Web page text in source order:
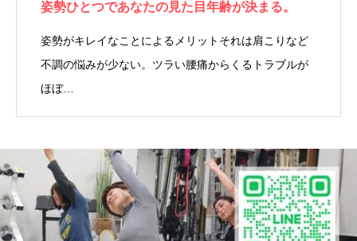
姿勢ひとつであなたの見た目年齢が決まる。
姿勢がキレイなことによるメリットそれは肩こりなど
不調の悩みが少ない。ツラい腰痛からくるトラブルが
ほぼ…